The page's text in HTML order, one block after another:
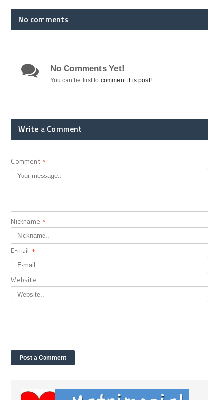
No comments
No Comments Yet!
You can be first to comment this post!
Write a Comment
Comment *
Nickname *
E-mail *
Website